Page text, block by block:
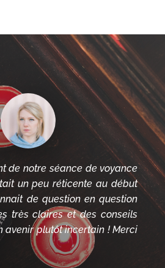
de notre séance de voyance
un peu réticente au début
de question en question
très claires et des conseils
avenir plutôt incertain ! Merci